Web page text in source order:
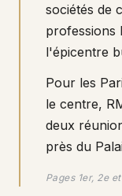
sociétés de
professions
l'épicentre
Pour les
le centre,
deux
près du
Pages 1er, 2e